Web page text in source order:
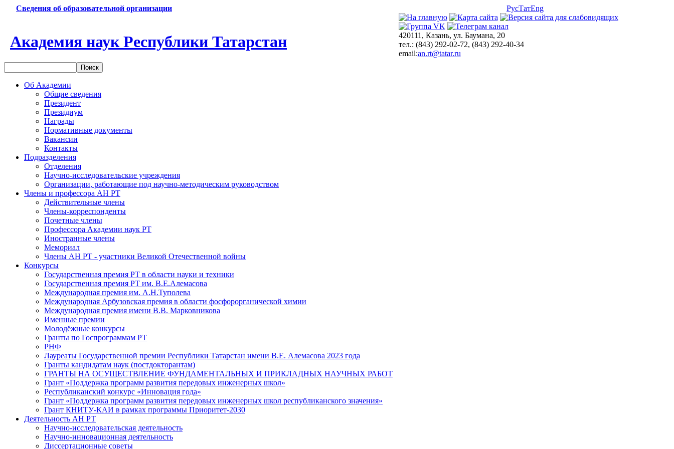
Сведения об образовательной организации РусТатEng
Академия наук Республики Татарстан
420111, Казань, ул. Баумана, 20
тел.: (843) 292-02-72, (843) 292-40-34
email:an.rt@tatar.ru
Об Академии
Общие сведения
Президент
Президиум
Награды
Нормативные документы
Вакансии
Контакты
Подразделения
Отделения
Научно-исследовательские учреждения
Организации, работающие под научно-методическим руководством
Члены и профессора АН РТ
Действительные члены
Члены-корреспонденты
Почетные члены
Профессора Академии наук РТ
Иностранные члены
Мемориал
Члены АН РТ - участники Великой Отечественной войны
Конкурсы
Государственная премия РТ в области науки и техники
Государственная премия РТ им. В.Е.Алемасова
Международная премия им. А.Н.Туполева
Международная Арбузовская премия в области фосфорорганической химии
Международная премия имени В.В. Марковникова
Именные премии
Молодёжные конкурсы
Гранты по Госпрограммам РТ
РНФ
Лауреаты Государственной премии Республики Татарстан имени В.Е. Алемасова 2023 года
Гранты кандидатам наук (постдокторантам)
ГРАНТЫ НА ОСУЩЕСТВЛЕНИЕ ФУНДАМЕНТАЛЬНЫХ И ПРИКЛАДНЫХ НАУЧНЫХ РАБОТ
Грант «Поддержка программ развития передовых инженерных школ»
Республиканский конкурс «Инновация года»
Грант «Поддержка программ развития передовых инженерных школ республиканского значения»
Грант КНИТУ-КАИ в рамках программы Приоритет-2030
Деятельность АН РТ
Научно-исследовательская деятельность
Научно-инновационная деятельность
Диссертационные советы